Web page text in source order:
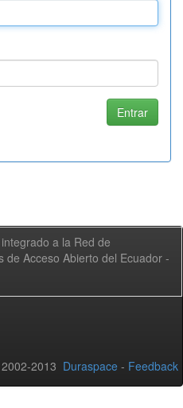
a la Red de
de Acceso Abierto del Ecuador -
2013 Duraspace - Feedback